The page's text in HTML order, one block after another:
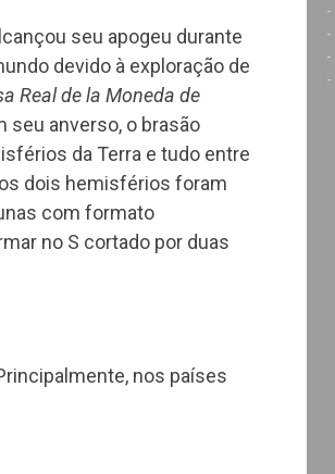
-
-
-
-
seu apogeu durante
devido à exploração de
Real de la Moneda de
seu anverso, o brasão
da Terra e tudo entre
dois hemisférios foram
com formato
no S cortado por duas
nos países